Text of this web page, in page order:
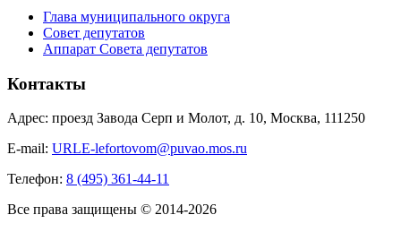
Глава муниципального округа
Совет депутатов
Аппарат Совета депутатов
Контакты
Адрес: проезд Завода Серп и Молот, д. 10, Москва, 111250
E-mail: URLE-lefortovom@puvao.mos.ru
Телефон: 8 (495) 361-44-11
Все права защищены © 2014-2026